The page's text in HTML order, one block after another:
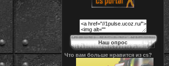
Наш опрос
Что вам больше нравится из cs?